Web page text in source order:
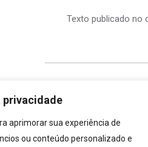
privacidade
aprimorar sua experiência de
ou conteúdo personalizado e
Texto publicado no